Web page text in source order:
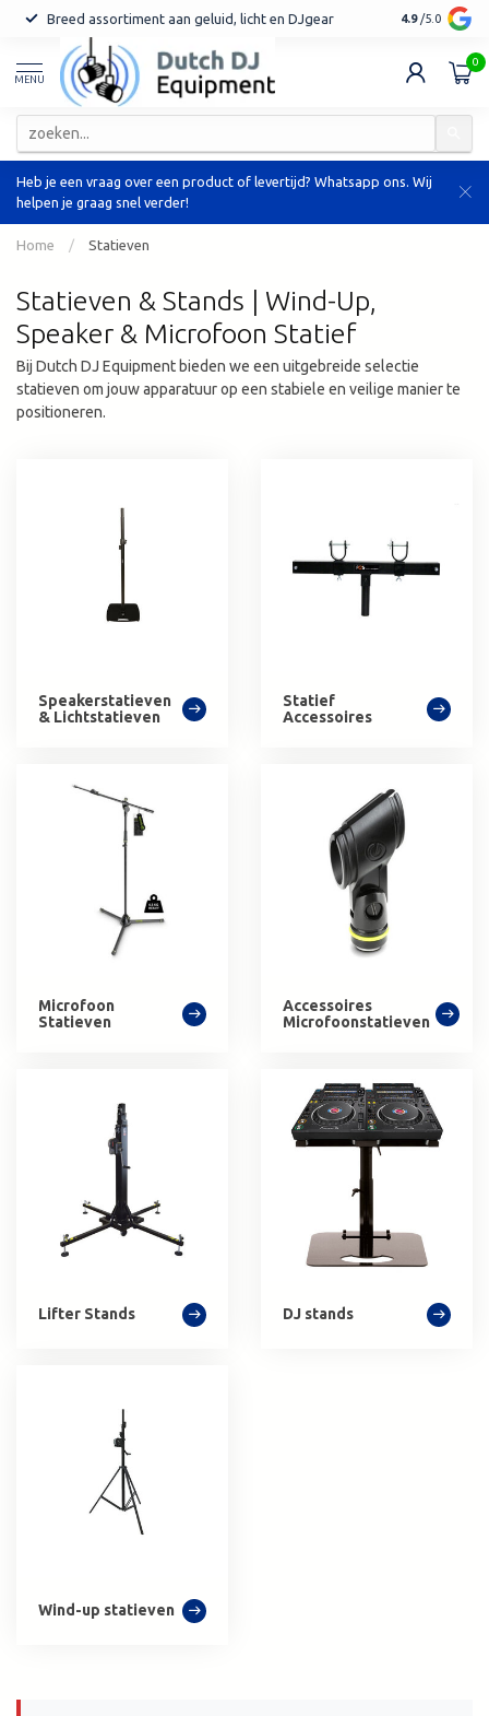
Breed assortiment aan geluid, licht en DJgear Tot 7 jaar
4.9 /5.0
MENU
0
Heb je een vraag over een product of levertijd? Whatsapp ons. Wij
helpen je graag snel verder!
Home / Statieven
Statieven & Stands | Wind-Up,
Speaker & Microfoon Statief
Bij Dutch DJ Equipment bieden we een uitgebreide selectie
statieven om jouw apparatuur op een stabiele en veilige manier te
positioneren.
Speakerstatieven
& Lichtstatieven
Statief
Accessoires
Microfoon
Statieven
Accessoires
Microfoonstatieven
Lifter Stands DJ stands
Wind-up statieven